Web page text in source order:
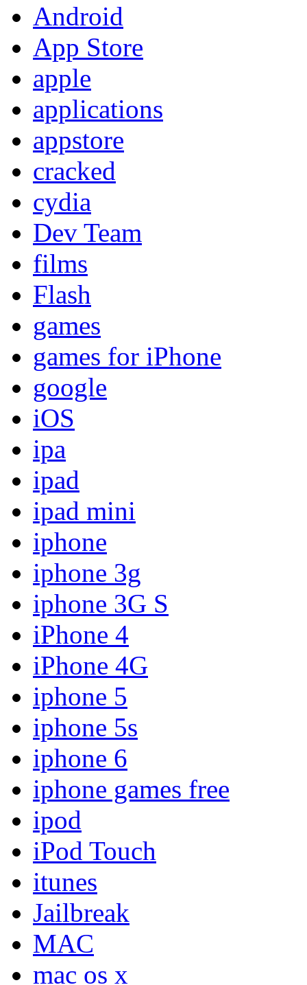
Android
App Store
apple
applications
appstore
cracked
cydia
Dev Team
films
Flash
games
games for iPhone
google
iOS
ipa
ipad
ipad mini
iphone
iphone 3g
iphone 3G S
iPhone 4
iPhone 4G
iphone 5
iphone 5s
iphone 6
iphone games free
ipod
iPod Touch
itunes
Jailbreak
MAC
mac os x